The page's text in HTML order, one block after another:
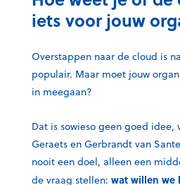
iets voor jouw
Overstappen naar de cloud is
populair. Maar moet jouw
in meegaan?
Dat is sowieso geen goed idee,
Geraets en Gerbrandt van
nooit een doel, alleen een
de vraag stellen: wat willen we